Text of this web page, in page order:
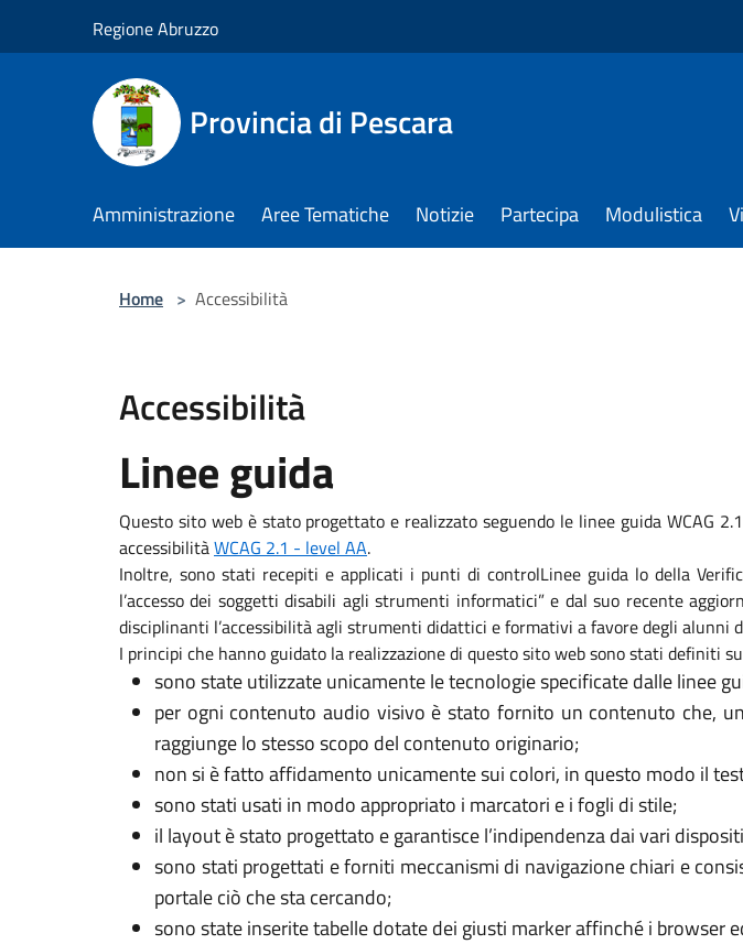
Regione Abruzzo
Provincia di Pescara
Amministrazione Aree Tematiche Notizie Partecipa Modulistica
Home > Accessibilità
Accessibilità
Linee guida
Questo sito web è stato progettato e realizzato seguendo le linee guida WCAG
accessibilitàWCAG 2.1 - level AA.
Inoltre, sono stati recepiti e applicati i punti di controlLinee guida lo della
l’accesso dei soggetti disabili agli strumenti informatici” e dal suo recente
disciplinanti l’accessibilità agli strumenti didattici e formativi a favore degli alunni
I principi che hanno guidato la realizzazione di questo sito web sono stati definiti
sono state utilizzate unicamente le tecnologie specificate dalle linee
per ogni contenuto audio visivo è stato fornito un contenuto che,
raggiunge lo stesso scopo del contenuto originario;
non si è fatto affidamento unicamente sui colori, in questo modo il
sono stati usati in modo appropriato i marcatori e i fogli di stile;
il layout è stato progettato e garantisce l’indipendenza dai vari
sono stati progettati e forniti meccanismi di navigazione chiari e
portale ciò che sta cercando;
sono state inserite tabelle dotate dei giusti marker affinché i browser